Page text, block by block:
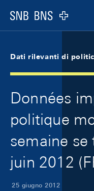
Logo
Dati rilevanti di
Données
politique
semaine
juin 2012
25 giugno 2012